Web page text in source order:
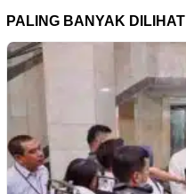
PALING BANYAK DILIHAT